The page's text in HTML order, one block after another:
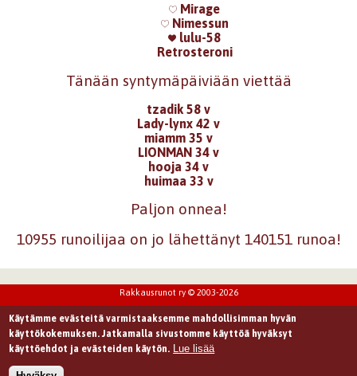
Mirage
Nimessun
lulu-58
Retrosteroni
Tänään syntymäpäiviään viettää
tzadik 58 v
Lady-lynx 42 v
miamm 35 v
LIONMAN 34 v
hooja 34 v
huimaa 33 v
Paljon onnea!
10955 runoilijaa on jo lähettänyt 140151 runoa!
Rakkausrunot ry © 2003-2026
Käytämme evästeitä varmistaaksemme mahdollisimman hyvän
käyttökokemuksen. Jatkamalla sivustomme käyttöä hyväksyt
käyttöehdot ja evästeiden käytön. Lue lisää